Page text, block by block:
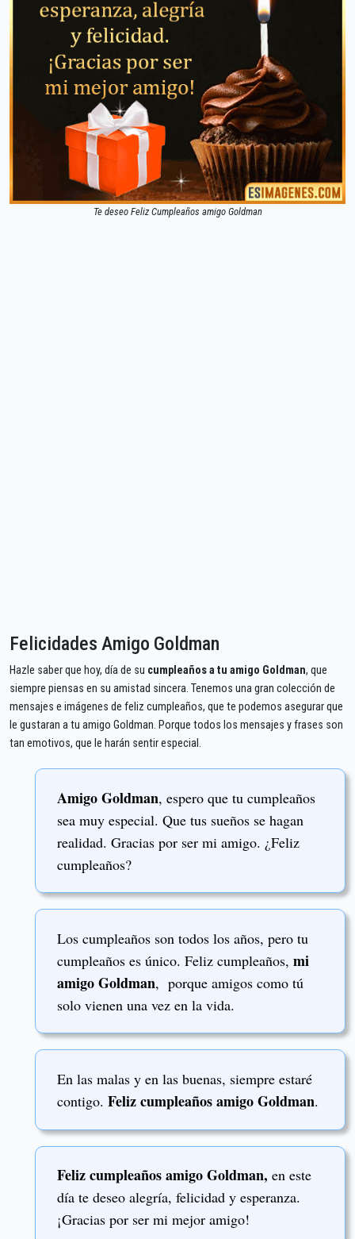
Te deseo Feliz Cumpleaños amigo Goldman
Felicidades Amigo Goldman
Hazle saber que hoy, día de su cumpleaños a tu amigo Goldman, que
siempre piensas en su amistad sincera. Tenemos una gran colección de
mensajes e imágenes de feliz cumpleaños, que te podemos asegurar que
le gustaran a tu amigo Goldman. Porque todos los mensajes y frases son
tan emotivos, que le harán sentir especial.
Amigo Goldman, espero que tu cumpleaños
sea muy especial. Que tus sueños se hagan
realidad. Gracias por ser mi amigo. ¿Feliz
cumpleaños?
Los cumpleaños son todos los años, pero tu
cumpleaños es único. Feliz cumpleaños, mi
amigo Goldman, porque amigos como tú
solo vienen una vez en la vida.
En las malas y en las buenas, siempre estaré
contigo. Feliz cumpleaños amigo Goldman.
Feliz cumpleaños amigo Goldman, en este
día te deseo alegría, felicidad y esperanza.
¡Gracias por ser mi mejor amigo!